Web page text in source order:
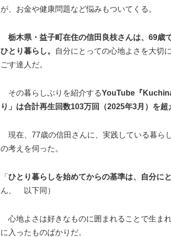
が、お金や健康問題など悩みもついてくる。
栃木県・益子町在住の信田良枝さんは、69歳
ひとり暮らし。
自分にとっての心地よさを大切
ごす達人だ。
その暮らしぶりを紹介するYouTube『
り」は合計再生回数103万回（2025年3月）を超
現在、77歳の信田さんに、実践している暮ら
の考えを伺った。
「 ひとり暮らしを始めてからの基準は、自分に
ん、 以下同）
心地よさは好きなものに囲まれることで生ま
に入ったものばかりだ。